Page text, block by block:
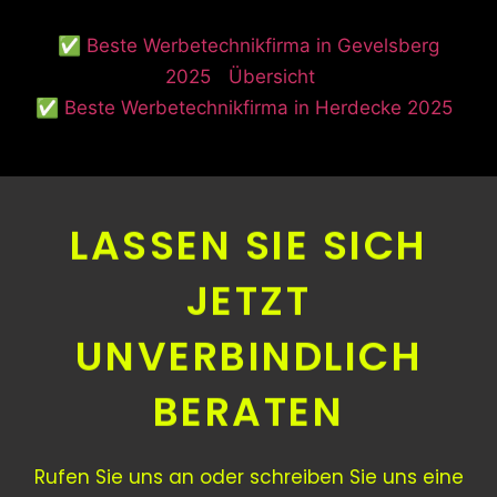
✅ Beste Werbetechnikfirma in Gevelsberg
2025
Übersicht
✅ Beste Werbetechnikfirma in Herdecke 2025
LASSEN SIE SICH
JETZT
UNVERBINDLICH
BERATEN
Rufen Sie uns an oder schreiben Sie uns eine